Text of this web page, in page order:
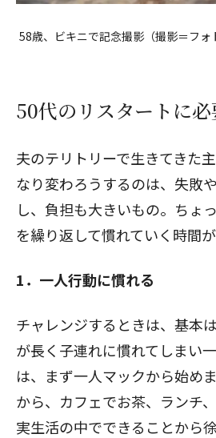
58歳、ビキニで記念撮影（撮影＝フォ
50代のリスタートに
夫のテリトリーで生きてきた
なり変わろうするのは、失敗
し、負担も大きいもの。ちょ
を繰り返して慣れていく時間が
1．一人行動に慣れる
チャレンジするときは、基本
が長く子連れに慣れてしまい
は、まず一人マックから始め
から、カフェでお茶、ランチ
実生活の中でできることから